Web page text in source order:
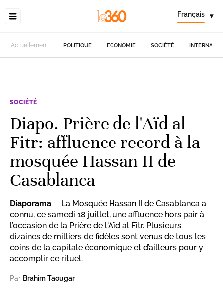
Français ▾
Actuellement POLITIQUE ECONOMIE SOCIÉTÉ
SOCIÉTÉ
Diapo. Prière de l'Aïd al
Fitr: affluence record à la
mosquée Hassan II de
Casablanca
Diaporama
La Mosquée Hassan II de Casablanca a
connu, ce samedi 18 juillet, une affluence hors pair à
l’occasion de la Prière de l'Aïd al Fitr. Plusieurs
dizaines de milliers de fidèles sont venus de tous les
coins de la capitale économique et d’ailleurs pour y
accomplir ce rituel.
Par Brahim Taougar